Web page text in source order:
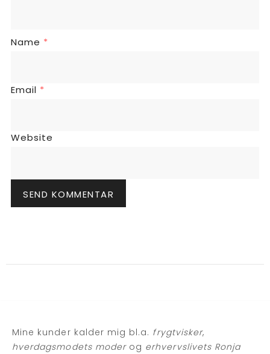
Name *
Email *
Website
Mine kunder kalder mig bl.a. frygtvisker,
hverdagsmodets moderog erhvervslivets Ronja